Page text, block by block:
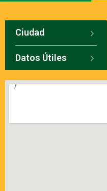
Ciudad
Datos Útiles